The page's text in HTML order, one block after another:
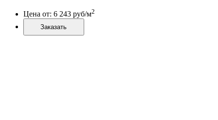
Цена от: 6 243 руб/м2
Заказать